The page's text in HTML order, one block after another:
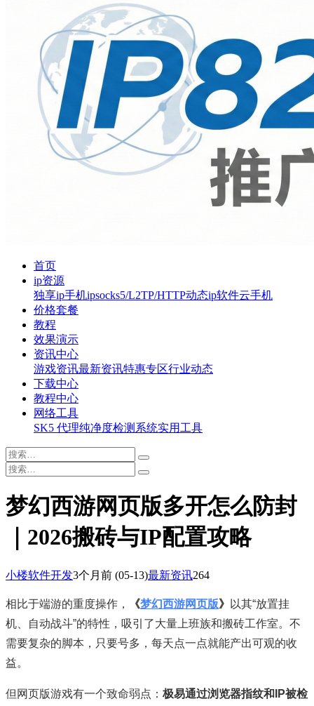
首页
ip资源
独享ip手机ipsocks5/L2TP/HTTP动态ip软件云手机
价格套餐
教程
效果演示
资讯中心
游戏资讯最新资讯特惠专区行业动态
下载中心
教程中心
网络工具
SK5 代理纯净度检测系统实用工具
梦幻西游网页版多开怎么防封
｜2026搬砖与IP配置攻略
小楼软件开发3个月前 (05-13)最新资讯264
相比于端游的重度操作， 《梦幻西游网页版》
以其“放置挂
机、自动战斗”的特性，吸引了大量上班族和搬砖工作室。不
需要复杂的脚本，只要号多，每天点一点就能产出可观的收
益。
但网页版游戏有一个致命弱点： 极易通过浏览器指纹和IP被检